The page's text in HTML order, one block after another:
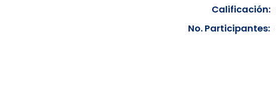
Calificación:
No. Participantes: